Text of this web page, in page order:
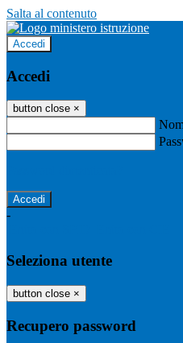
Salta al contenuto
Accedi
Accedi
button close ×
-
Seleziona utente
button close ×
Recupero password